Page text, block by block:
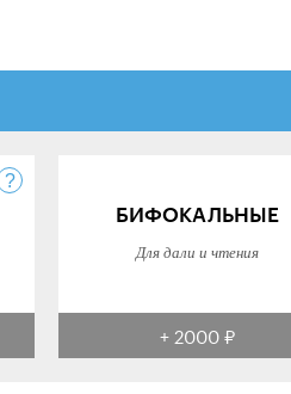
БИФОКАЛЬНЫЕ
Для дали и чтения
+ 2000 ₽